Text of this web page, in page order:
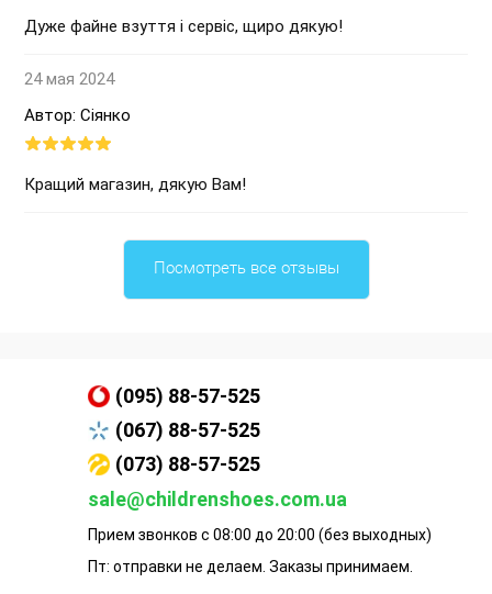
Дуже файне взуття і сервіс, щиро дякую!
24 мая 2024
Автор: Сіянко
Кращий магазин, дякую Вам!
Посмотреть все отзывы
(095) 88-57-525
(067) 88-57-525
(073) 88-57-525
sale@childrenshoes.com.ua
Прием звонков с 08:00 до 20:00 (без выходных)
Пт: отправки не делаем. Заказы принимаем.